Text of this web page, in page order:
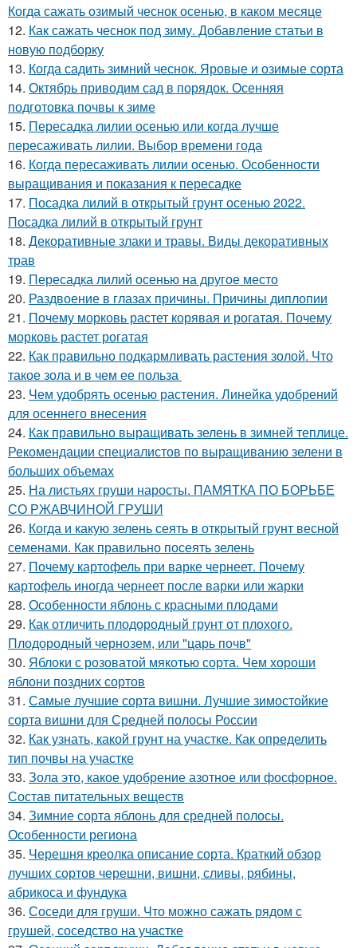
Когда сажать озимый чеснок осенью, в каком месяце
12. Как сажать чеснок под зиму. Добавление статьи в
новую подборку
13. Когда садить зимний чеснок. Яровые и озимые сорта
14. Октябрь приводим сад в порядок. Осенняя
подготовка почвы к зиме
15. Пересадка лилии осенью или когда лучше
пересаживать лилии. Выбор времени года
16. Когда пересаживать лилии осенью. Особенности
выращивания и показания к пересадке
17. Посадка лилий в открытый грунт осенью 2022.
Посадка лилий в открытый грунт
18. Декоративные злаки и травы. Виды декоративных
трав
19. Пересадка лилий осенью на другое место
20. Раздвоение в глазах причины. Причины диплопии
21. Почему морковь растет корявая и рогатая. Почему
морковь растет рогатая
22. Как правильно подкармливать растения золой. Что
такое зола и в чем ее польза
23. Чем удобрять осенью растения. Линейка удобрений
для осеннего внесения
24. Как правильно выращивать зелень в зимней теплице.
Рекомендации специалистов по выращиванию зелени в
больших объемах
25. На листьях груши наросты. ПАМЯТКА ПО БОРЬБЕ
СО РЖАВЧИНОЙ ГРУШИ
26. Когда и какую зелень сеять в открытый грунт весной
семенами. Как правильно посеять зелень
27. Почему картофель при варке чернеет. Почему
картофель иногда чернеет после варки или жарки
28. Особенности яблонь с красными плодами
29. Как отличить плодородный грунт от плохого.
Плодородный чернозем, или "царь почв"
30. Яблоки с розоватой мякотью сорта. Чем хороши
яблони поздних сортов
31. Самые лучшие сорта вишни. Лучшие зимостойкие
сорта вишни для Средней полосы России
32. Как узнать, какой грунт на участке. Как определить
тип почвы на участке
33. Зола это, какое удобрение азотное или фосфорное.
Состав питательных веществ
34. Зимние сорта яблонь для средней полосы.
Особенности региона
35. Черешня креолка описание сорта. Краткий обзор
лучших сортов черешни, вишни, сливы, рябины,
абрикоса и фундука
36. Соседи для груши. Что можно сажать рядом с
грушей, соседство на участке